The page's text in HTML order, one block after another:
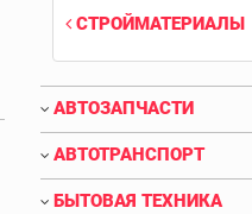
СТРОЙМАТЕРИАЛЫ
АВТОЗАПЧАСТИ
АВТОТРАНСПОРТ
БЫТОВАЯ ТЕХНИКА